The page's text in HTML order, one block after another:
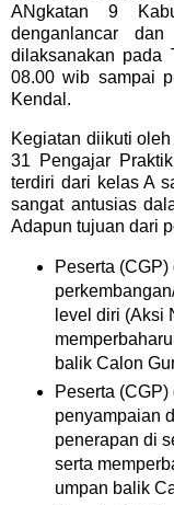
ANgkatan 9
denganlancar
dilaksanakan pada
08.00 wib sampai
Kendal.
Kegiatan diikuti
31 Pengajar
terdiri dari kelas A
sangat antusias
Adapun tujuan dari
Peserta
level diri (Aksi
balik Calon
Peserta
penyampaian
penerapan di
serta
umpan balik